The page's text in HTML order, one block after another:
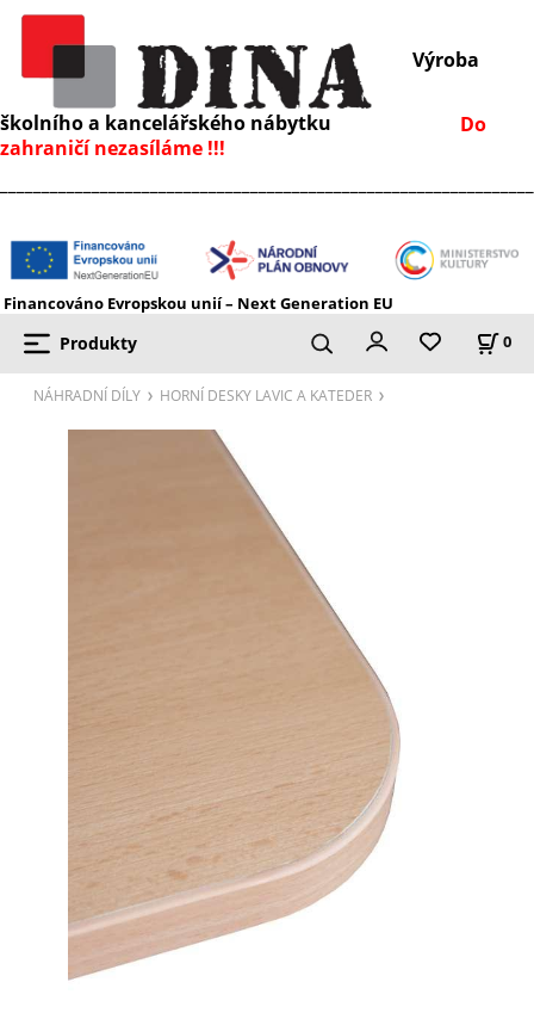
Výroba
školního a kancelářského nábytku Do
zahraničí nezasíláme !!!
Financováno Evropskou unií – Next Generation EU
Produkty 0
NÁHRADNÍ DÍLY HORNÍ DESKY LAVIC A KATEDER